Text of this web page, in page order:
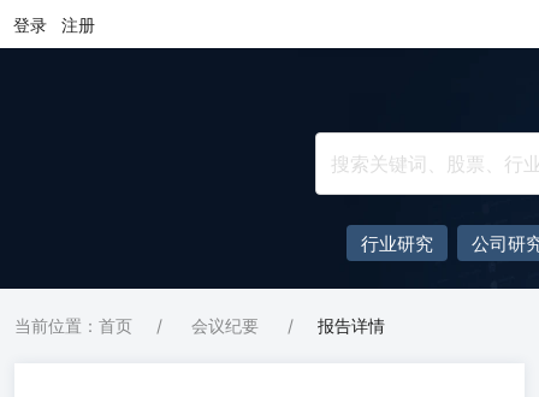
登录 注册
行业研究 公司研
当前位置：首页 / 会议纪要 / 报告详情